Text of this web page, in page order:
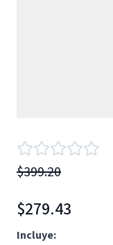
$399.20
$279.43
Incluye: